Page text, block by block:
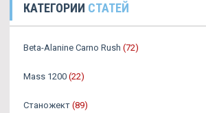
КАТЕГОРИИ СТАТЕЙ
Beta-Alanine Carno Rush (72)
Mass 1200 (22)
Станожект (89)